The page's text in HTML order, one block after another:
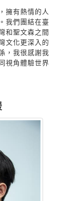
擁有熱情的人
我們團結在臺
和聖文森之間
文化更深入的
，我很感謝我
視角體驗世界